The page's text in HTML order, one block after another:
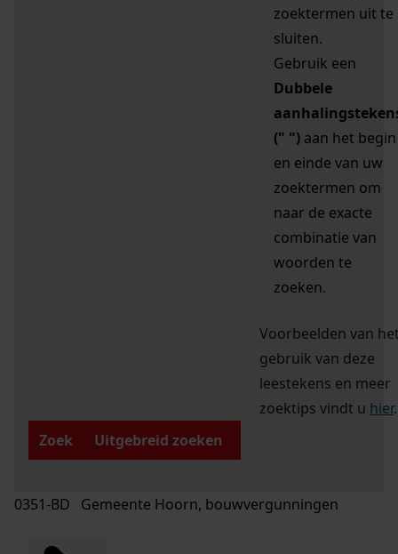
zoektermen uit te
sluiten.
Gebruik een
Dubbele
(" ") aan het begin
en einde van uw
zoektermen om
naar de exacte
combinatie van
woorden te
zoeken.
Voorbeelden van
gebruik van deze
leestekens en meer
zoektips vindt u hier.
Zoek
Uitgebreid zoeken
0351-BD Gemeente Hoorn, bouwvergunningen